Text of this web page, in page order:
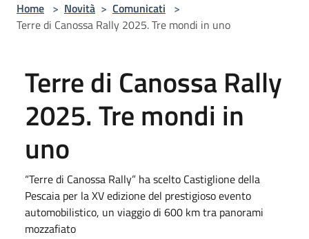
Home > Novità > Comunicati >
Terre di Canossa Rally 2025. Tre mondi in uno
Terre di Canossa Rally
2025. Tre mondi in
uno
“Terre di Canossa Rally” ha scelto Castiglione della
Pescaia per la XV edizione del prestigioso evento
automobilistico, un viaggio di 600 km tra panorami
mozzafiato